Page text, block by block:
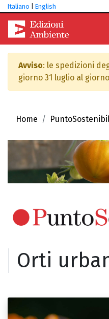
Italiano English
Avviso: le spedizioni
giorno 31 luglio al
Home
Orti